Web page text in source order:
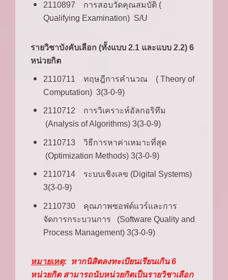
2110897 การสอบวัดคุณสมบัติ (
Qualifying Examination) S/U
รายวิชาบังคับเลือก (ทั้งแบบ 2.1 และแบบ 2.2) 6
หน่วยกิต
2110711 ทฤษฎีการคำนวณ ( Theory of
Computation) 3(3-0-9)
2110712 การวิเคราะห์อัลกอริทึม
(Analysis of Algorithms) 3(3-0-9)
2110713 วิธีการหาค่าเหมาะที่สุด
(Optimization Methods) 3(3-0-9)
2110714 ระบบเชิงเลข (Digital Systems)
3(3-0-9)
2110730 คุณภาพซอฟต์แวร์และการ
จัดการกระบวนการ (Software Quality and
Process Management) 3(3-0-9)
หมายเหตุ: หากนิสิตลงทะเบียนเรียนเกิน 6
หน่วยกิต สามารถนับหน่วยกิตเป็นรายวิชาเลือก